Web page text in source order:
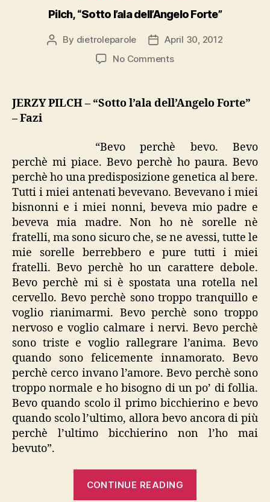
Pilch, “Sotto l’ala dell’Angelo Forte”
Post
By dietroleparole
Post
date
April 30, 2012
No Commentson
l’ala
dell’Angelo
JERZY PILCH – “Sotto l’ala dell’Angelo Forte”
– Fazi
“Bevo perchè bevo. Bevo
perchè mi piace. Bevo perchè ho paura. Bevo
perchè ho una predisposizione genetica al bere.
Tutti i miei antenati bevevano. Bevevano i miei
bisnonni e i miei nonni, beveva mio padre e
beveva mia madre. Non ho nè sorelle nè
fratelli, ma sono sicuro che, se ne avessi, tutte le
mie sorelle berrebbero e pure tutti i miei
fratelli. Bevo perchè ho un carattere debole.
Bevo perchè mi si è spostata una rotella nel
cervello. Bevo perchè sono troppo tranquillo e
voglio rianimarmi. Bevo perchè sono troppo
nervoso e voglio calmare i nervi. Bevo perchè
sono triste e voglio rallegrare l’anima. Bevo
quando sono felicemente innamorato. Bevo
perchè cerco invano l’amore. Bevo perchè sono
troppo normale e ho bisogno di un po’ di follia.
Bevo quando scolo il primo bicchierino e bevo
quando scolo l’ultimo, allora bevo ancora di più
perchè l’ultimo bicchierino non l’ho mai
bevuto”.
CONTINUE READING